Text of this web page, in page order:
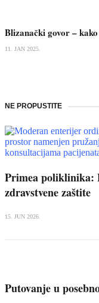
Blizanački govor –
11. JAN 2025.
NE PROPUSTITE
Primea poliklinika:
zdravstvene zaštite
15. JUN 2026.
Putovanje u